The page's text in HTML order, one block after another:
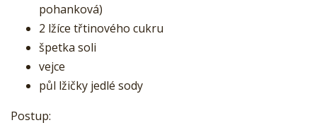
pohanková)
2 lžíce třtinového cukru
špetka soli
vejce
půl lžičky jedlé sody
Postup: